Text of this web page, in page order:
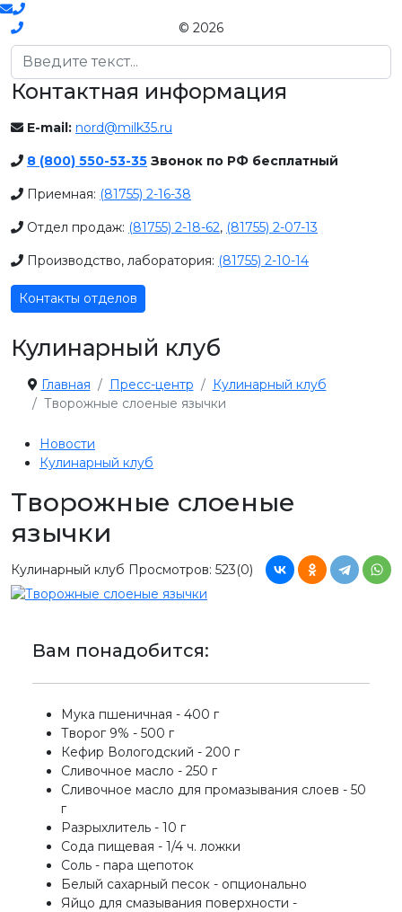
© 2026
Поиск
Контактная информация
E-mail: nord@milk35.ru
8 (800) 550-53-35 Звонок по РФ бесплатный
Приемная: (81755) 2-16-38
Отдел продаж: (81755) 2-18-62, (81755) 2-07-13
Производство, лаборатория: (81755) 2-10-14
Контакты отделов
Кулинарный клуб
Главная Пресс-центр
Кулинарный клуб
Творожные слоеные язычки
Новости
Кулинарный клуб
Творожные слоеные
язычки
Кулинарный клуб Просмотров: 523(0)
Вам понадобится:
Мука пшеничная - 400 г
Творог 9% - 500 г
Кефир Вологодский - 200 г
Сливочное масло - 250 г
Сливочное масло для промазывания слоев - 50
г
Разрыхлитель - 10 г
Сода пищевая - 1/4 ч. ложки
Соль - пара щепоток
Белый сахарный песок - опционально
Яйцо для смазывания поверхности -